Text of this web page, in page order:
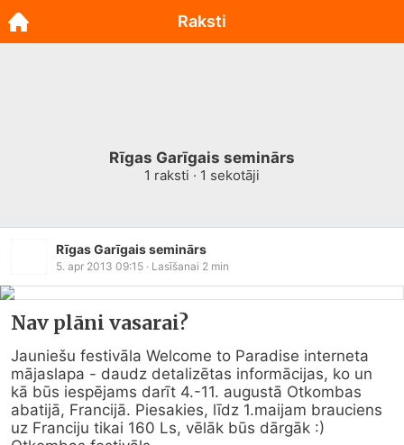
Rīgas Garīgais seminārs
1 raksti · 1 sekotāji
Rīgas Garīgais seminārs
5. apr 2013 09:15 · Lasīšanai 2 min
Nav plāni vasarai?
Jauniešu festivāla Welcome to Paradise interneta
mājaslapa - daudz detalizētas informācijas, ko un
kā būs iespējams darīt 4.-11. augustā Otkombas
abatijā, Francijā. Piesakies, līdz 1.maijam brauciens
uz Franciju tikai 160 Ls, vēlāk būs dārgāk :)
Raksti